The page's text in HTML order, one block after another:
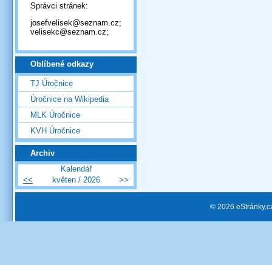
Správci stránek:
josefvelisek@seznam.cz;
velisekc@seznam.cz;
Oblíbené odkazy
TJ Úročnice
Úročnice na Wikipedia
MLK Úročnice
KVH Úročnice
Archiv
Kalendář
<<
květen / 2026 >>
© 2026